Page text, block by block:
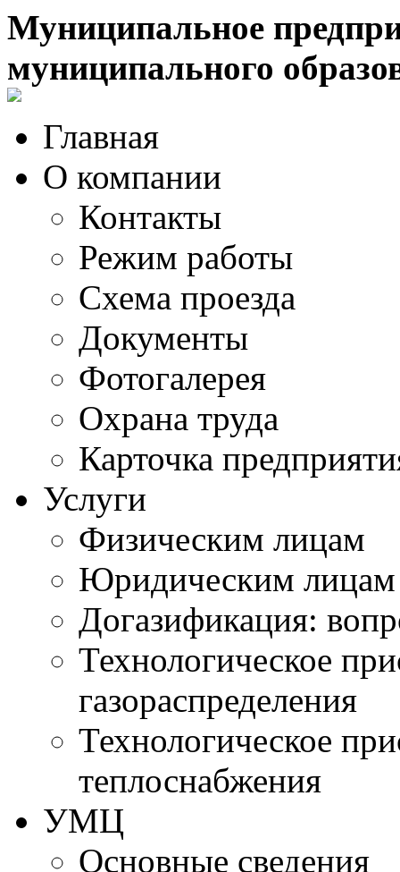
Муниципальное
муниципального
Главная
О компании
Контакты
Режим работы
Схема проезда
Документы
Фотогалерея
Охрана труда
Карточка
Услуги
Физическим лицам
Юридическим лицам
Догазификация:
Технологическое
газораспределения
Технологическое
теплоснабжения
УМЦ
Основные сведения